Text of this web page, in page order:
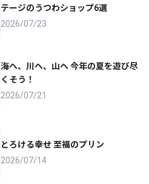
テージのうつわショップ6選
2026/07/23
海へ、川へ、山へ 今年の夏を遊び尽
くそう！
2026/07/21
とろける幸せ 至福のプリン
2026/07/14